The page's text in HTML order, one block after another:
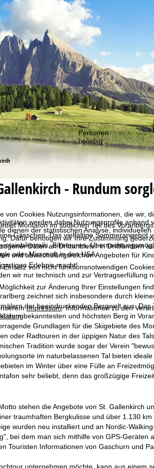
Cookies Nutzungsinformationen, die wir,
werden dabei Nutzungsprofile anhand
dienen der statistischen Analyse,
Dafür benötigen wir Ihre Zustimmung
Daten an Drittanbieter in Drittländern
oder Microsoft in den USA.
von nicht funktionsnotwendigen
wir nur technisch und zur Vertragserfüllung
zur Änderung Ihrer Einstellungen
Impressum. Informationen zu den
.
Personen
beliebig
- Rundum
Montafon im südlichen Teil des
Gässchen. Das vielfältige
Biketouren,
und abwechslungsreichen Angeboten für
Erlebnis macht!
zeichnet sich insbesondere durch
der beeindruckenden Bergwelt aus.
dem bekanntesten und höchsten Berg in
Grundlagen für die Skigebiete des
oder Radtouren in der üppigen Natur des
Tradition wurde sogar der Verein
im naturbelassenen Tal bieten
im Winter über eine Fülle an
sehr beliebt, denn das großzügige
stehen die Angebote von St. Gallenkirch
traumhaften Bergkulisse und über 1.130
wurden neu installiert und an Nordic-
bei dem man sich mithilfe von GPS-
Touristen Informationen von Gaschurn und